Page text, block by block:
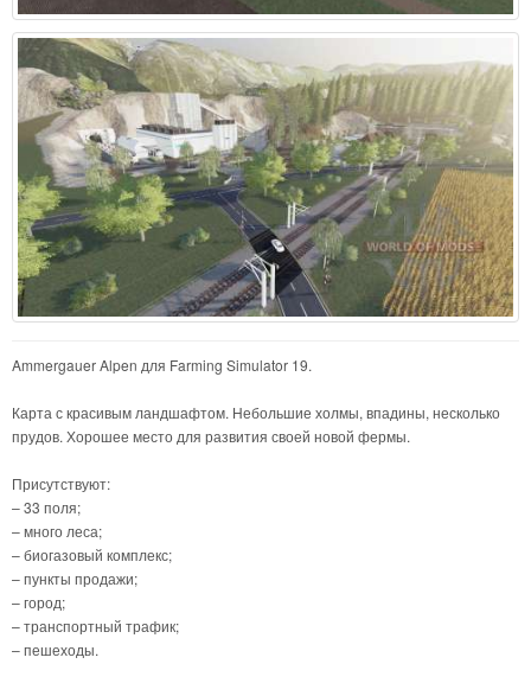
Ammergauer Alpen для Farming Simulator 19.
Карта с красивым ландшафтом. Небольшие холмы, впадины, несколько
прудов. Хорошее место для развития своей новой фермы.
Присутствуют:
– 33 поля;
– много леса;
– биогазовый комплекс;
– пункты продажи;
– город;
– транспортный трафик;
– пешеходы.